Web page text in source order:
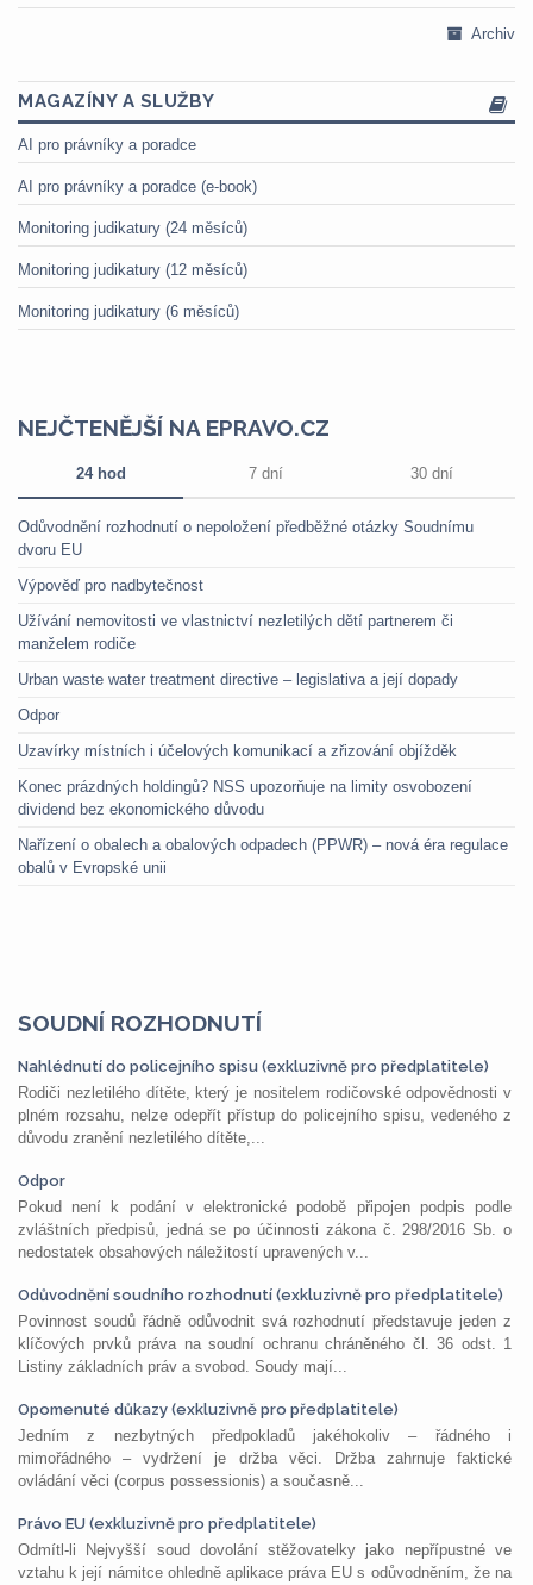
Archiv
MAGAZÍNY A SLUŽBY
AI pro právníky a poradce
AI pro právníky a poradce (e-book)
Monitoring judikatury (24 měsíců)
Monitoring judikatury (12 měsíců)
Monitoring judikatury (6 měsíců)
NEJČTENĚJŠÍ NA EPRAVO.CZ
24 hod 7 dní 30 dní
Odůvodnění rozhodnutí o nepoložení předběžné otázky Soudnímu
dvoru EU
Výpověď pro nadbytečnost
Užívání nemovitosti ve vlastnictví nezletilých dětí partnerem či
manželem rodiče
Urban waste water treatment directive – legislativa a její dopady
Odpor
Uzavírky místních i účelových komunikací a zřizování objížděk
Konec prázdných holdingů? NSS upozorňuje na limity osvobození
dividend bez ekonomického důvodu
Nařízení o obalech a obalových odpadech (PPWR) – nová éra regulace
obalů v Evropské unii
SOUDNÍ ROZHODNUTÍ
Nahlédnutí do policejního spisu (exkluzivně pro předplatitele)
Rodiči nezletilého dítěte, který je nositelem rodičovské odpovědnosti v
plném rozsahu, nelze odepřít přístup do policejního spisu, vedeného z
důvodu zranění nezletilého dítěte,...
Odpor
Pokud není k podání v elektronické podobě připojen podpis podle
zvláštních předpisů, jedná se po účinnosti zákona č. 298/2016 Sb. o
nedostatek obsahových náležitostí upravených v...
Odůvodnění soudního rozhodnutí (exkluzivně pro předplatitele)
Povinnost soudů řádně odůvodnit svá rozhodnutí představuje jeden z
klíčových prvků práva na soudní ochranu chráněného čl. 36 odst. 1
Listiny základních práv a svobod. Soudy mají...
Opomenuté důkazy (exkluzivně pro předplatitele)
Jedním z nezbytných předpokladů jakéhokoliv – řádného i
mimořádného – vydržení je držba věci. Držba zahrnuje faktické
ovládání věci (corpus possessionis) a současně...
Právo EU (exkluzivně pro předplatitele)
Odmítl-li Nejvyšší soud dovolání stěžovatelky jako nepřípustné ve
vztahu k její námitce ohledně aplikace práva EU s odůvodněním, že na